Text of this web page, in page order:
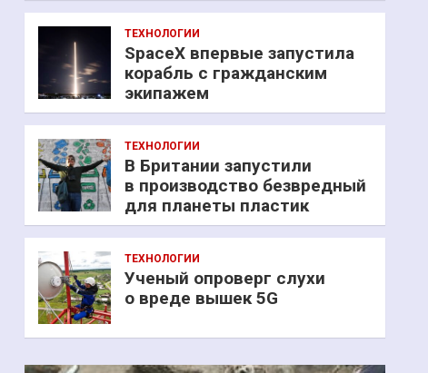
ТЕХНОЛОГИИ
SpaceX впервые запустила
корабль с гражданским
экипажем
ТЕХНОЛОГИИ
В Британии запустили
в производство безвредный
для планеты пластик
ТЕХНОЛОГИИ
Ученый опроверг слухи
о вреде вышек 5G